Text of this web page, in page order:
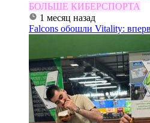
БОЛЬШЕ КИБЕРСПОРТА
1 месяц назад
Falcons обошли Vitality: